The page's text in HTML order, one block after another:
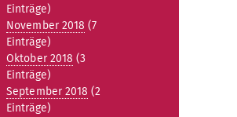
Einträge)
November 2018 (7
Einträge)
Oktober 2018 (3
Einträge)
September 2018 (2
Einträge)